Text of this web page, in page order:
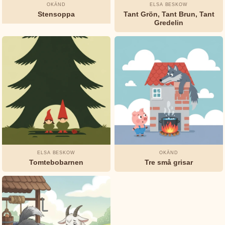
Marie
Leprince
Beaumont
L.
Frank
Baum
Munro
Leaf
Okänd
Oscar
Wilde
OKÄND
Stensoppa
ELSA BESKOW
Tant Grön, Tant Brun, Tant
Gredelin
ELSA BESKOW
Tomtebobarnen
OKÄND
Tre små grisar